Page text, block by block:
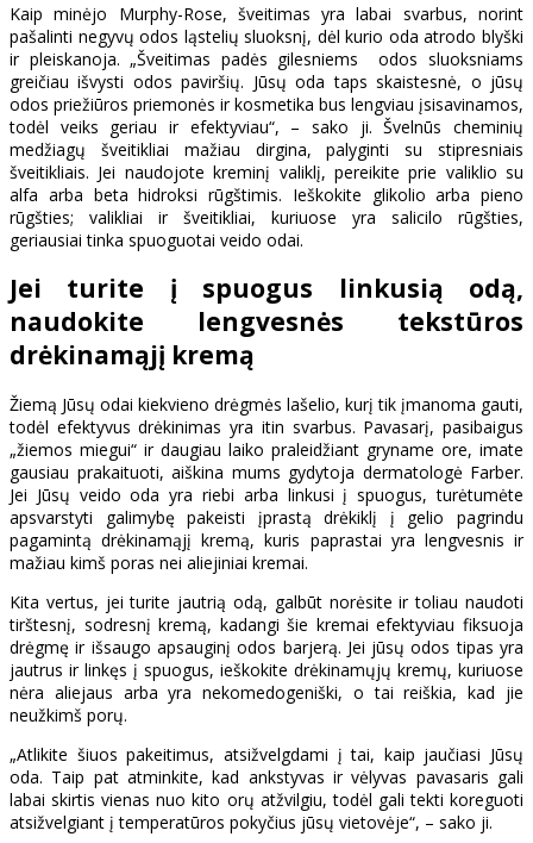
Kaip minėjo Murphy-Rose, šveitimas yra labai svarbus, norint
pašalinti negyvų odos ląstelių sluoksnį, dėl kurio oda atrodo blyški
ir pleiskanoja. „Šveitimas padės gilesniems odos sluoksniams
greičiau išvysti odos paviršių. Jūsų oda taps skaistesnė, o jūsų
odos priežiūros priemonės ir kosmetika bus lengviau įsisavinamos,
todėl veiks geriau ir efektyviau“, – sako ji. Švelnūs cheminių
medžiagų šveitikliai mažiau dirgina, palyginti su stipresniais
šveitikliais. Jei naudojote kreminį valiklį, pereikite prie valiklio su
alfa arba beta hidroksi rūgštimis. Ieškokite glikolio arba pieno
rūgšties; valikliai ir šveitikliai, kuriuose yra salicilo rūgšties,
geriausiai tinka spuoguotai veido odai.
Jei turite į spuogus linkusią odą,
naudokite lengvesnės tekstūros
drėkinamąjį kremą
Žiemą Jūsų odai kiekvieno drėgmės lašelio, kurį tik įmanoma gauti,
todėl efektyvus drėkinimas yra itin svarbus. Pavasarį, pasibaigus
„žiemos miegui“ ir daugiau laiko praleidžiant gryname ore, imate
gausiau prakaituoti, aiškina mums gydytoja dermatologė Farber.
Jei Jūsų veido oda yra riebi arba linkusi į spuogus, turėtumėte
apsvarstyti galimybę pakeisti įprastą drėkiklį į gelio pagrindu
pagamintą drėkinamąjį kremą, kuris paprastai yra lengvesnis ir
mažiau kimš poras nei aliejiniai kremai.
Kita vertus, jei turite jautrią odą, galbūt norėsite ir toliau naudoti
tirštesnį, sodresnį kremą, kadangi šie kremai efektyviau fiksuoja
drėgmę ir išsaugo apsauginį odos barjerą. Jei jūsų odos tipas yra
jautrus ir linkęs į spuogus, ieškokite drėkinamųjų kremų, kuriuose
nėra aliejaus arba yra nekomedogeniški, o tai reiškia, kad jie
neužkimš porų.
„Atlikite šiuos pakeitimus, atsižvelgdami į tai, kaip jaučiasi Jūsų
oda. Taip pat atminkite, kad ankstyvas ir vėlyvas pavasaris gali
labai skirtis vienas nuo kito orų atžvilgiu, todėl gali tekti koreguoti
atsižvelgiant į temperatūros pokyčius jūsų vietovėje“, – sako ji.